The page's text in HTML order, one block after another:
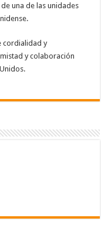
una de las unidades
cordialidad y
y colaboración